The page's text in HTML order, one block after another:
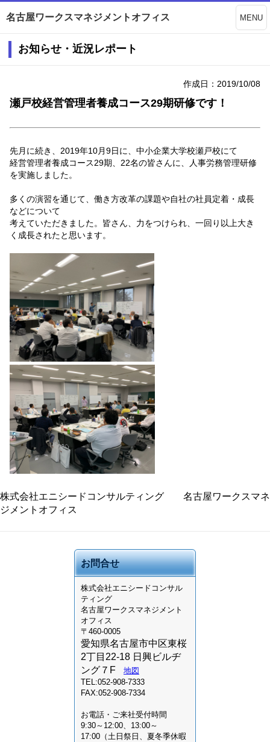
名古屋ワークスマネジメントオフィス MENU
お知らせ・近況レポート
作成日：2019/10/08
瀬戸校経営管理者養成コース29期研修です！
先月に続き、2019年10月9日に、中小企業大学校瀬戸校にて
経営管理者養成コース29期、22名の皆さんに、人事労務管理研修
を実施しました。
多くの演習を通じて、働き方改革の課題や自社の社員定着・成長
などについて
考えていただきました。皆さん、力をつけられ、一回り以上大き
く成長されたと思います。
株式会社エニシードコンサルティング 名古屋ワークスマネ
ジメントオフィス
お問合せ
株式会社エニシードコンサル
ティング
名古屋ワークスマネジメント
オフィス
〒460-0005
愛知県名古屋市中区東桜
2丁目22-18 日興ビルヂ
ング７F
地図
TEL:052-908-7333
FAX:052-908-7334
お電話・ご来社受付時間
9:30～12:00、13:00～
17:00（土日祭日、夏冬季休暇